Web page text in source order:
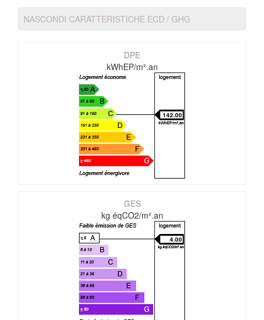
NASCONDI CARATTERISTICHE ECD / GHG
DPE
kWhEP/m².an
142.00
GES
kg éqCO2/m².an
4.00